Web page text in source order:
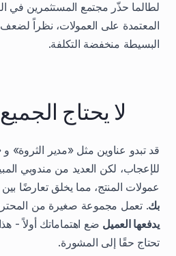
لطالما حذّر مجتمع المستثمرين في
المعتمدة على العمولات، نظراً لضعف
البسيطة منخفضة التكلفة.
لا يحتاج
قد تبدو عناوين مثل «مدير الثروة» و
للإعجاب، لكن العديد من مندوبي
عمولات المنتج، مما يخلق تعارضًا بين
بك. تعمل مجموعة صغيرة من
يدفعها العميلضع اهتماماتك أولاً - هذا
تحتاج حقًا إلى المشورة.